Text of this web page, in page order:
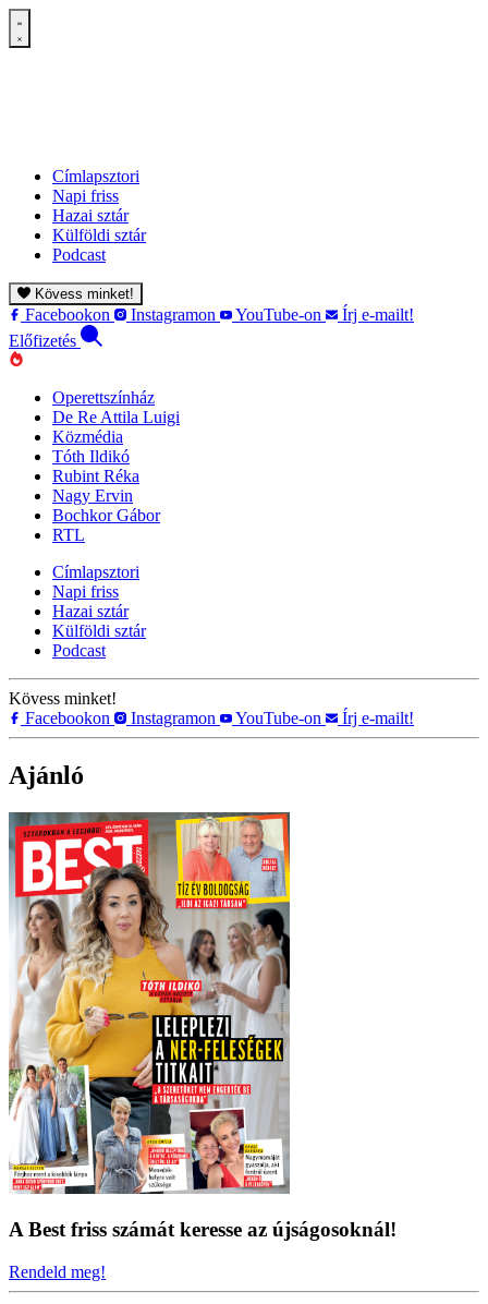
Címlapsztori
Napi friss
Hazai sztár
Külföldi sztár
Podcast
Kövess minket!
Facebookon Instagramon YouTube-on
Írj e-mailt!
Előfizetés
Operettszínház
De Re Attila Luigi
Közmédia
Tóth Ildikó
Rubint Réka
Nagy Ervin
Bochkor Gábor
RTL
Címlapsztori
Napi friss
Hazai sztár
Külföldi sztár
Podcast
Kövess minket!
Facebookon
Instagramon YouTube-on Írj e-mailt!
Ajánló
A Best friss számát keresse az újságosoknál!
Rendeld meg!